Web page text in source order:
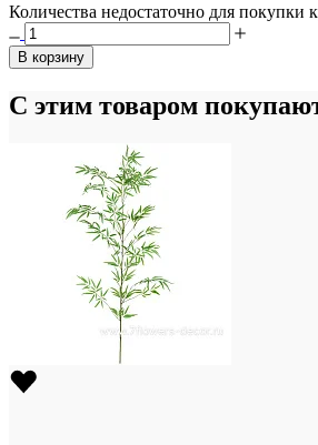
Количества недостаточно для покупки
В корзину
С этим товаром